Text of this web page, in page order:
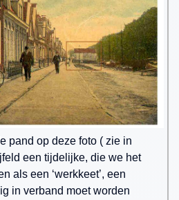
pand op deze foto ( zie in
een tijdelijke, die we het
als een ‘werkkeet’, een
in verband moet worden